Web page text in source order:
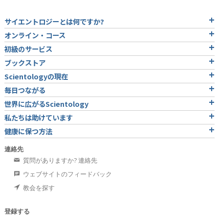
サイエントロジーとは何ですか?
オンライン・コース
初級のサービス
ブックストア
Scientologyの現在
毎日つながる
世界に広がるScientology
私たちは助けています
健康に保つ方法
連絡先
質問がありますか? 連絡先
ウェブサイトのフィードバック
教会を探す
登録する